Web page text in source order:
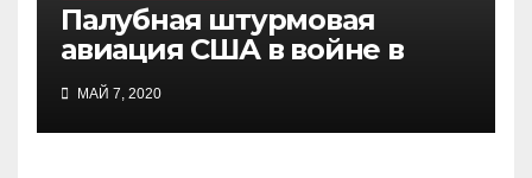
Палубная штурмовая
авиация США в войне в
Индокитае
МАЙ 7, 2020